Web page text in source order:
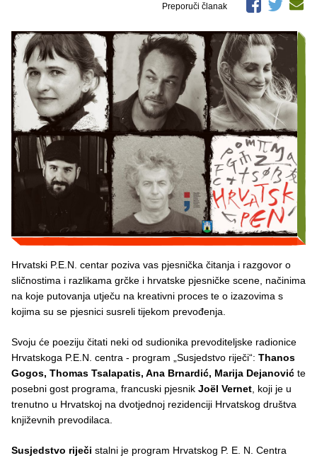
Preporuči članak
Hrvatski P.E.N. centar poziva vas pjesnička čitanja i razgovor o
sličnostima i razlikama grčke i hrvatske pjesničke scene, načinima
na koje putovanja utječu na kreativni proces te o izazovima s
kojima su se pjesnici susreli tijekom prevođenja.
Svoju će poeziju čitati neki od sudionika prevoditeljske radionice
Hrvatskoga P.E.N. centra - program „Susjedstvo riječi“: Thanos
Gogos, Thomas Tsalapatis, Ana Brnardić, Marija Dejanović te
posebni gost programa, francuski pjesnik Joël Vernet, koji je u
trenutno u Hrvatskoj na dvotjednoj rezidenciji Hrvatskog društva
književnih prevodilaca.
Susjedstvo riječi stalni je program Hrvatskog P. E. N. Centra